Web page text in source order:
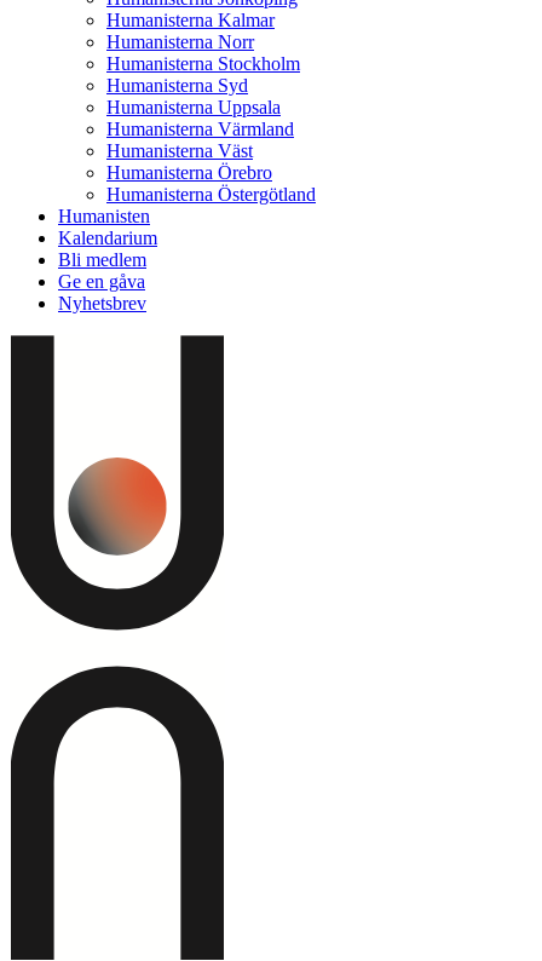
Humanisterna Kalmar
Humanisterna Norr
Humanisterna Stockholm
Humanisterna Syd
Humanisterna Uppsala
Humanisterna Värmland
Humanisterna Väst
Humanisterna Örebro
Humanisterna Östergötland
Humanisten
Kalendarium
Bli medlem
Ge en gåva
Nyhetsbrev